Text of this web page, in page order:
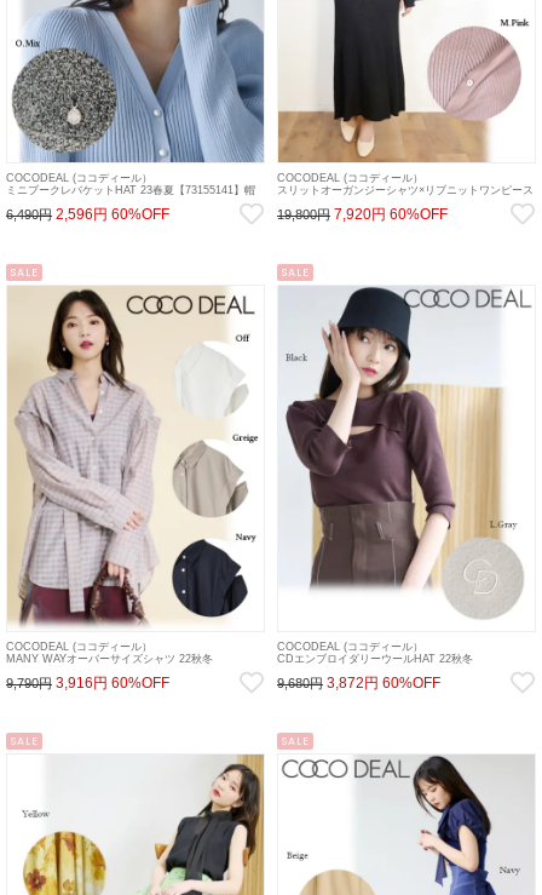
COCODEAL (ココディール）
ミニブークレバケットHAT 23春夏【73155141】帽
6,490円 2,596円 60%OFF
COCODEAL (ココディール）
スリットオーガンジーシャツ×リブニットワンピース
19,800円 7,920円 60%OFF
SALE
COCODEAL (ココディール）
MANY WAYオーバーサイズシャツ 22秋冬
9,790円 3,916円 60%OFF
SALE
COCODEAL (ココディール）
CDエンブロイダリーウールHAT 22秋冬
9,680円 3,872円 60%OFF
SALE SALE